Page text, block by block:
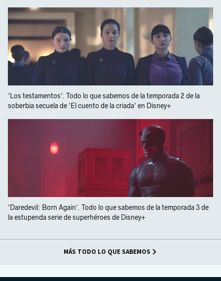
'Los testamentos'. Todo lo que sabemos de la temporada 2 de la
soberbia secuela de 'El cuento de la criada' en Disney+
'Daredevil: Born Again'. Todo lo que sabemos de la temporada 3 de
la estupenda serie de superhéroes de Disney+
MÁS TODO LO QUE SABEMOS